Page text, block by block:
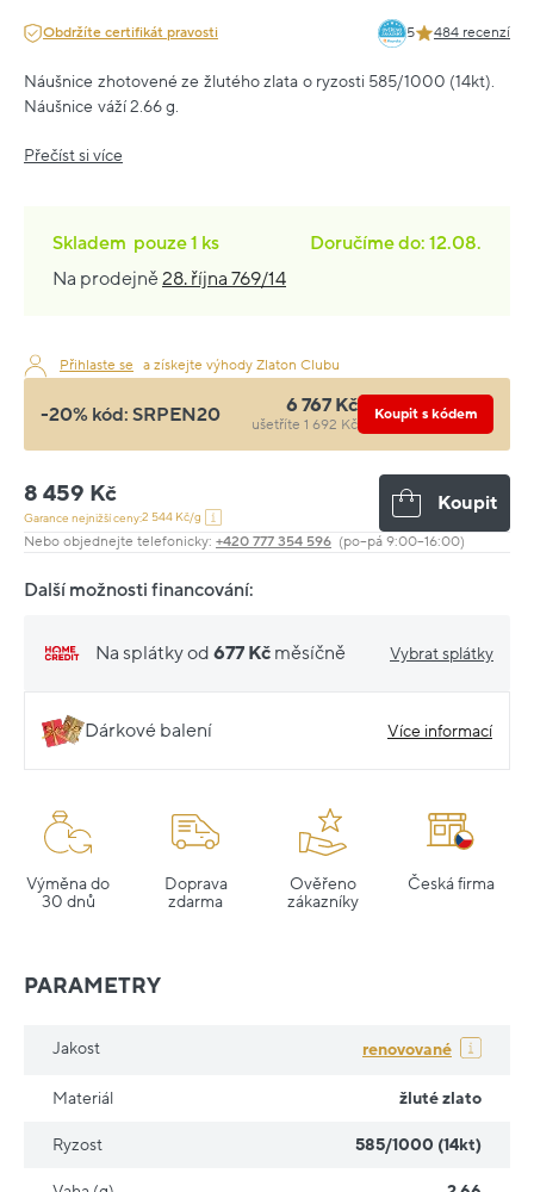
Obdržíte certifikát pravosti 5 484 recenzí
Náušnice zhotovené ze žlutého zlata o ryzosti 585/1000 (14kt).
Náušnice váží 2.66 g.
Přečíst si více
Skladem pouze1 ks
Doručíme do: 12.08.
Na prodejně28. října 769/14
Přihlaste se a získejte výhody Zlaton Clubu
-20% kód: SRPEN20 6 767 Kč
ušetříte 1 692 Kč
Koupit s kódem
8 459 Kč
Garance nejnižší ceny:2 544 Kč/g
Koupit
Nebo objednejte telefonicky: +420 777 354 596 (po–pá 9:00–16:00)
Další možnosti financování:
Na splátky od 677 Kč měsíčně Vybrat splátky
Dárkové balení Více informací
Výměna do
30 dnů
Doprava
zdarma
Ověřeno
zákazníky
Česká firma
PARAMETRY
Jakost renovované
Materiál žluté zlato
Ryzost 585/1000 (14kt)